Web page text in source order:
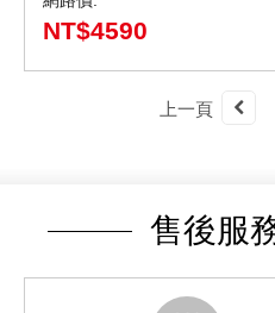
NT$4590
上一頁
售後服